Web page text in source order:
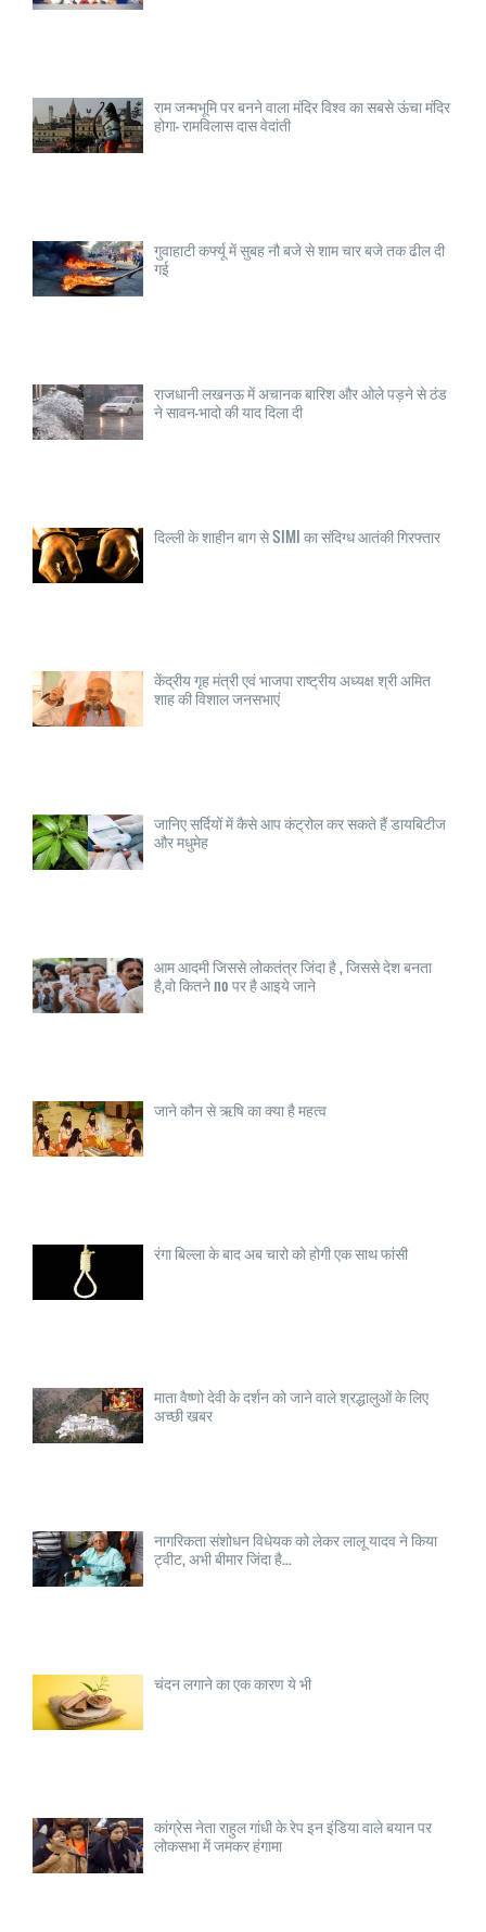
राम जन्मभूमि पर बनने वाला मंदिर विश्व का सबसे ऊंचा मंदिर
होगा- रामविलास दास वेदांती
गुवाहाटी कर्फ्यू में सुबह नौ बजे से शाम चार बजे तक ढील दी
गई
राजधानी लखनऊ में अचानक बारिश और ओले पड़ने से ठंड
ने सावन-भादो की याद दिला दी
दिल्ली के शाहीन बाग से SIMI का संदिग्ध आतंकी गिरफ्तार
केंद्रीय गृह मंत्री एवं भाजपा राष्ट्रीय अध्यक्ष श्री अमित
शाह की विशाल जनसभाएं
जानिए सर्दियों में कैसे आप कंट्रोल कर सकते हैं डायबिटीज
और मधुमेह
आम आदमी जिससे लोकतंत्र जिंदा है , जिससे देश बनता
है,वो कितने no पर है आइये जाने
जाने कौन से ऋषि का क्या है महत्व
रंगा बिल्ला के बाद अब चारो को होगी एक साथ फांसी
माता वैष्णो देवी के दर्शन को जाने वाले श्रद्धालुओं के लिए
अच्छी खबर
नागरिकता संशोधन विधेयक को लेकर लालू यादव ने किया
ट्वीट, अभी बीमार जिंदा है...
चंदन लगाने का एक कारण ये भी
कांग्रेस नेता राहुल गांधी के रेप इन इंडिया वाले बयान पर
लोकसभा में जमकर हंगामा